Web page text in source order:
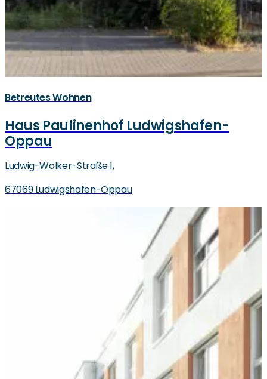
Betreutes Wohnen
Haus Paulinenhof Ludwigshafen-
Oppau
Ludwig-Wolker-Straße 1,
67069 Ludwigshafen-Oppau